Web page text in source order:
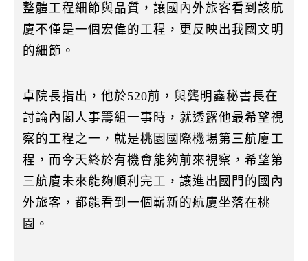
整體工程細節與品質，讓國內外旅客看到該航
廈不僅是一個宏偉的工程，更反映出我國文明
的細節。
卓院長指出，他於520前，與龔明鑫秘書長在
討論內閣人事籌組一事時，就透露他最希望視
察的工程之一，就是桃園國際機場第三航廈工
程，而今天終於有機會能夠前來視察，希望第
三航廈未來能夠順利完工，讓進出國門的國內
外旅客，都能看到一個嶄新的航廈坐落在桃
園。